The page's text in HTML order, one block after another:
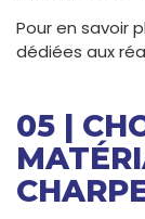
Pour en savoir
dédiées aux
05 |